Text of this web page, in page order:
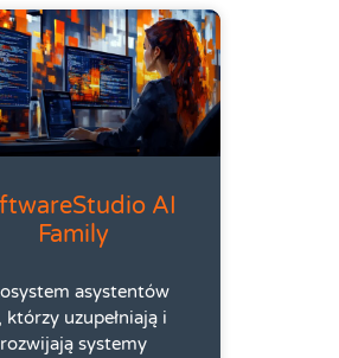
AI
Family
asystentów
którzy uzupełniają i
rozwijają systemy